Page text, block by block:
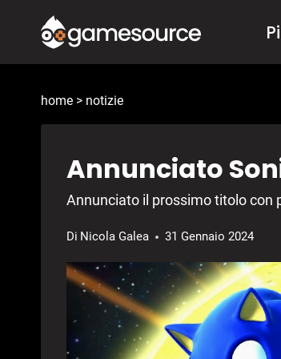
contenuto
home > notizie
Annunciato
Annunciato il prossimo titolo con
Di Nicola Galea 31 Gennaio 2024